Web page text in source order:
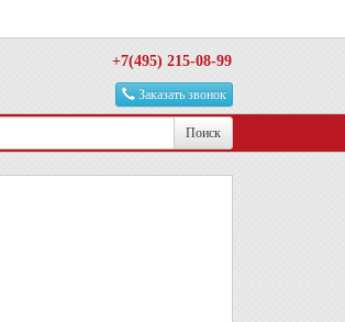
+7(495) 215-08-99
Заказать звонок
Поиск